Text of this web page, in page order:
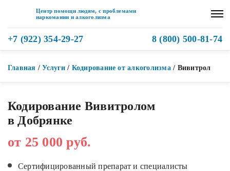
Центр помощи людям, с проблемами
наркомании и алкоголизма
+7 (922) 354-29-27 8 (800) 500-81-74
Главная /Услуги/ Кодирование от алкоголизма/ Вивитрол
Кодирование Вивитролом
в Добрянке
от 25 000 руб.
Сертифицированный препарат и специалисты